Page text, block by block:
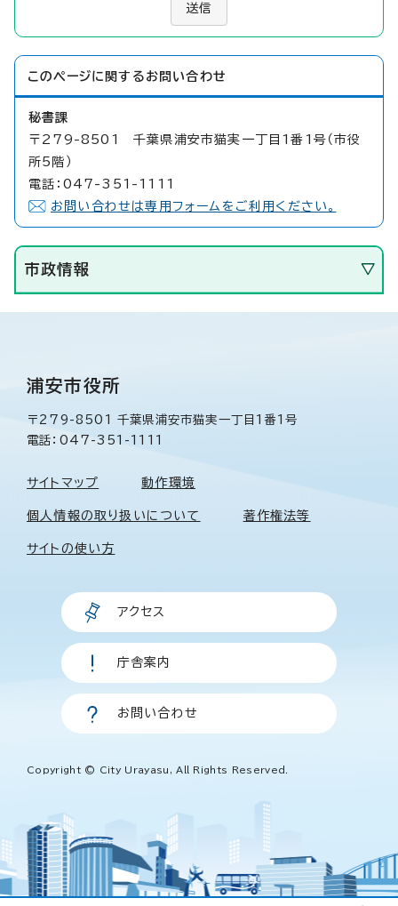
送信
このページに関する お問い合わせ
秘書課
〒279-8501 千葉県浦安市猫実一丁目1番1号（市役
所5階）
電話：047-351-1111
お問い合わせは専用フォームをご利用ください。
市政情報
浦安市役所
〒279-8501 千葉県浦安市猫実一丁目1番1号
電話：047-351-1111
サイトマップ 動作環境
個人情報の取り扱いについて 著作権法等
サイトの使い方
アクセス
庁舎案内
お問い合わせ
Copyright © City Urayasu, All Rights Reserved.